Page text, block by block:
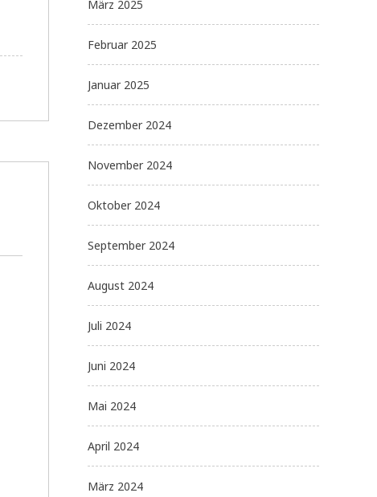
März 2025
Februar 2025
Januar 2025
Dezember 2024
November 2024
Oktober 2024
September 2024
August 2024
Juli 2024
Juni 2024
Mai 2024
April 2024
März 2024